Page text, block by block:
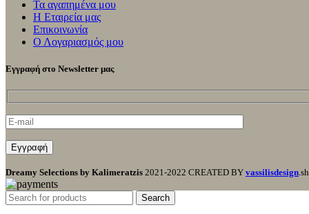
Τα αγαπημένα μου
Η Εταιρεία μας
Επικοινωνία
Ο Λογαριασμός μου
Εγγραφή στο Newsletter μας
Dreamy Selections by Kalimeratzis 2021-2022 CREATED BY vassilisdesign
Search